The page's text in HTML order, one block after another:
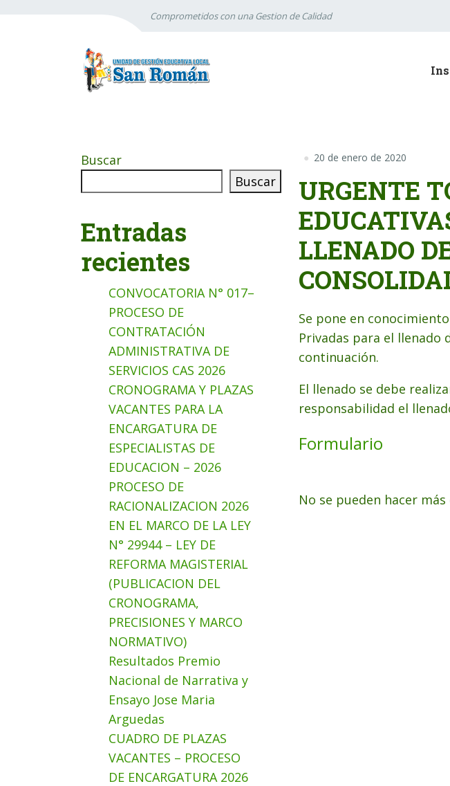
Comprometidos con una Gestion de Calidad
20 de enero de 2020
URGENTE
LLENADO
Se pone en
Privadas para el
continuación.
El llenado se debe
responsabilidad el
Formulario
No se pueden hacer
Buscar
Buscar
Entradas
recientes
CONVOCATORIA N° 017–
PROCESO DE
CONTRATACIÓN
ADMINISTRATIVA DE
SERVICIOS CAS 2026
CRONOGRAMA Y PLAZAS
VACANTES PARA LA
ENCARGATURA DE
ESPECIALISTAS DE
EDUCACION – 2026
PROCESO DE
RACIONALIZACION 2026
EN EL MARCO DE LA LEY
N° 29944 – LEY DE
REFORMA MAGISTERIAL
(PUBLICACION DEL
CRONOGRAMA,
PRECISIONES Y MARCO
NORMATIVO)
Resultados Premio
Nacional de Narrativa y
Ensayo Jose Maria
Arguedas
CUADRO DE PLAZAS
VACANTES – PROCESO
DE ENCARGATURA 2026